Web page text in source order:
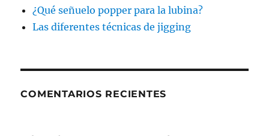
¿Qué señuelo popper para la lubina?
Las diferentes técnicas de jigging
COMENTARIOS RECIENTES